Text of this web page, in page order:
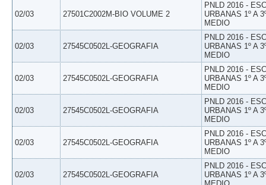
02/03 27501C2002M-BIO VOLUME 2
PNLD 2016 -
URBANAS 1º A
MEDIO
02/03 27545C0502L-GEOGRAFIA
PNLD 2016 -
URBANAS 1º A
MEDIO
02/03 27545C0502L-GEOGRAFIA
PNLD 2016 -
URBANAS 1º A
MEDIO
02/03 27545C0502L-GEOGRAFIA
PNLD 2016 -
URBANAS 1º A
MEDIO
02/03 27545C0502L-GEOGRAFIA
PNLD 2016 -
URBANAS 1º A
MEDIO
02/03 27545C0502L-GEOGRAFIA
PNLD 2016 -
URBANAS 1º A